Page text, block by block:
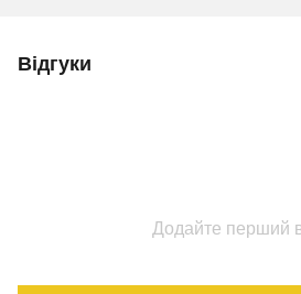
Відгуки
Додайте перший